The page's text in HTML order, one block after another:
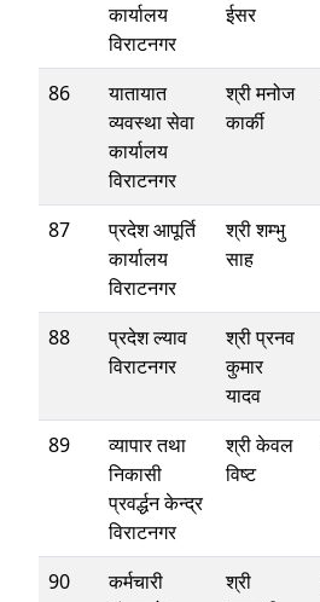
कार्यालय
विराटनगर
ईसर
86
यातायात
व्यवस्था सेवा
कार्यालय
विराटनगर
श्री मनोज
कार्की
87
प्रदेश आपूर्ति
कार्यालय
विराटनगर
श्री शम्भु
साह
88
प्रदेश ल्याव
विराटनगर
श्री प्रनव
कुमार
यादव
89
व्यापार तथा
निकासी
प्रवर्द्धन केन्द्र
विराटनगर
श्री केवल
विष्ट
90
कर्मचारी
श्री